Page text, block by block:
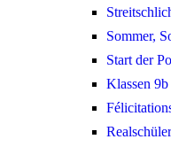
Sommer,
Start der
Klassen